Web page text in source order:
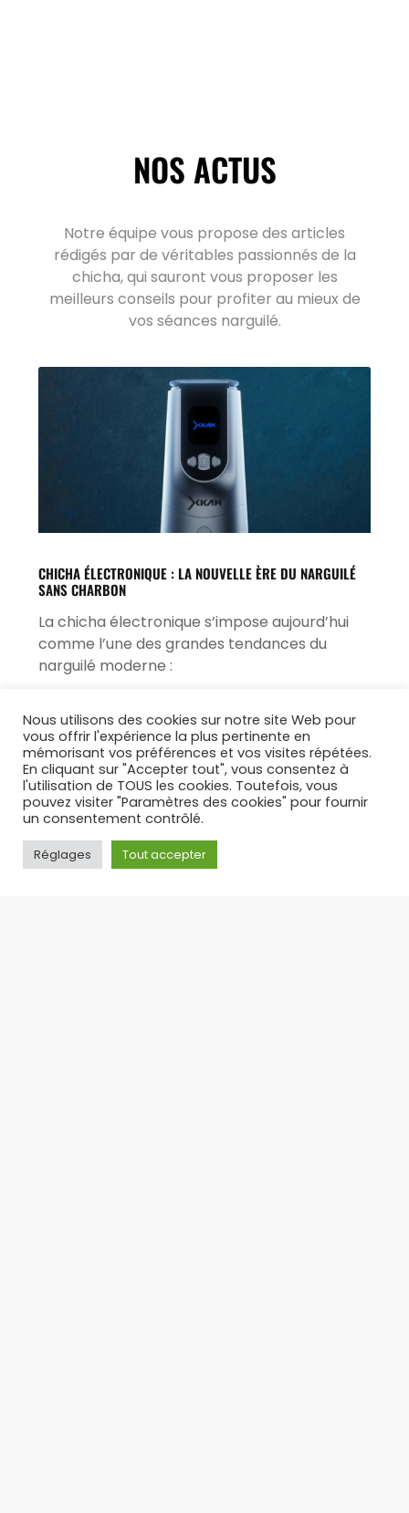
NOS ACTUS
Notre équipe vous propose des articles
rédigés par de véritables passionnés de la
chicha, qui sauront vous proposer les
meilleurs conseils pour profiter au mieux de
vos séances narguilé.
CHICHA ÉLECTRONIQUE : LA NOUVELLE ÈRE DU NARGUILÉ
SANS CHARBON
La chicha électronique s’impose aujourd’hui
comme l’une des grandes tendances du
narguilé moderne :
Nous utilisons des cookies sur notre site Web pour
vous offrir l'expérience la plus pertinente en
mémorisant vos préférences et vos visites répétées.
En cliquant sur "Accepter tout", vous consentez à
l'utilisation de TOUS les cookies. Toutefois, vous
pouvez visiter "Paramètres des cookies" pour fournir
un consentement contrôlé.
Réglages Tout accepter